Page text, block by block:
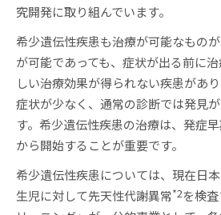
究開発に取り組んでいます。
希少遺伝性疾患も治療が可能なもの
が可能であっても、症状が出る前に
しい治療効果が得られない疾患があ
症状が少なく、通常の診断では発⾒
す。希少遺伝性疾患の治療は、発症
から開始することが重要です。
希少遺伝性疾患については、現在⽇
⽣児に対して先天性代謝異常*2を検